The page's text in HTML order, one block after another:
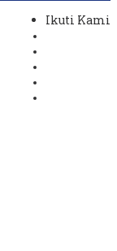
Ikuti Kami